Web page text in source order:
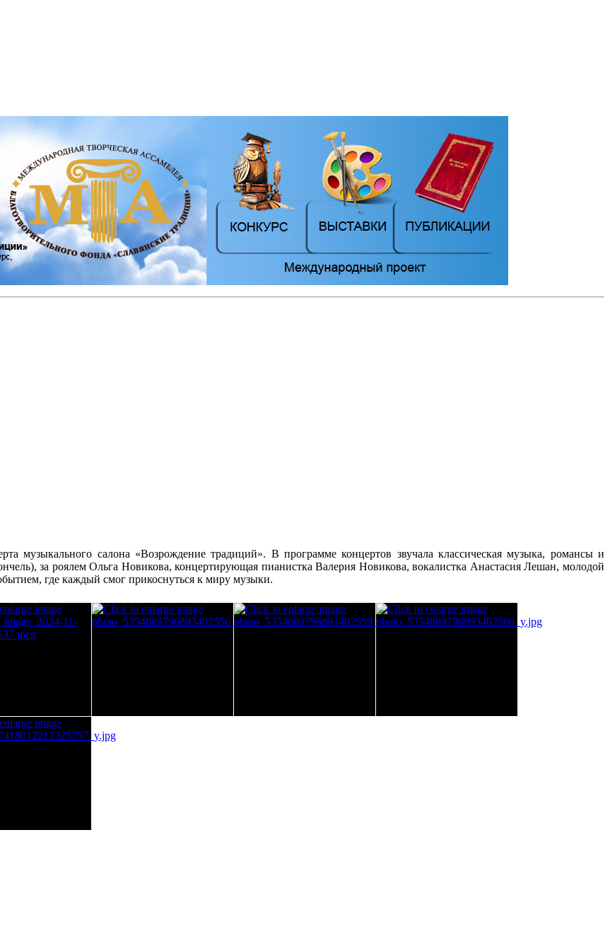
музыкального салона «Возрождение традиций». В программе концертов звучала классическая музыка, романсы и
за роялем Ольга Новикова, концертирующая пианистка Валерия Новикова, вокалистка Анастасия Лешан, молодой
где каждый смог прикоснуться к миру музыки.